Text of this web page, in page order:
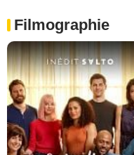
Filmographie